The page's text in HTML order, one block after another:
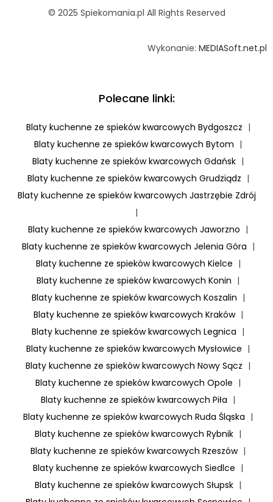
© 2025 Spiekomania.pl All Rights Reserved
Wykonanie: MEDIASoft.net.pl
Polecane linki:
Blaty kuchenne ze spieków kwarcowych Bydgoszcz |
Blaty kuchenne ze spieków kwarcowych Bytom |
Blaty kuchenne ze spieków kwarcowych Gdańsk |
Blaty kuchenne ze spieków kwarcowych Grudziądz |
Blaty kuchenne ze spieków kwarcowych Jastrzębie Zdrój
|
Blaty kuchenne ze spieków kwarcowych Jaworzno |
Blaty kuchenne ze spieków kwarcowych Jelenia Góra |
Blaty kuchenne ze spieków kwarcowych Kielce |
Blaty kuchenne ze spieków kwarcowych Konin |
Blaty kuchenne ze spieków kwarcowych Koszalin |
Blaty kuchenne ze spieków kwarcowych Kraków |
Blaty kuchenne ze spieków kwarcowych Legnica |
Blaty kuchenne ze spieków kwarcowych Mysłowice |
Blaty kuchenne ze spieków kwarcowych Nowy Sącz |
Blaty kuchenne ze spieków kwarcowych Opole |
Blaty kuchenne ze spieków kwarcowych Piła |
Blaty kuchenne ze spieków kwarcowych Ruda Śląska |
Blaty kuchenne ze spieków kwarcowych Rybnik |
Blaty kuchenne ze spieków kwarcowych Rzeszów |
Blaty kuchenne ze spieków kwarcowych Siedlce |
Blaty kuchenne ze spieków kwarcowych Słupsk |